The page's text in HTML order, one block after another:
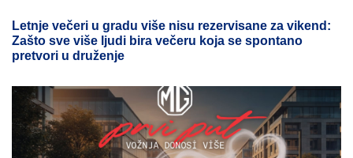
Letnje večeri u gradu više nisu rezervisane za vikend:
Zašto sve više ljudi bira večeru koja se spontano
pretvori u druženje